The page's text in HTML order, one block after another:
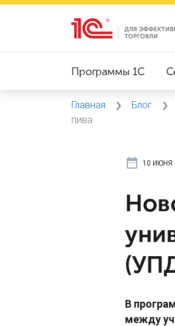
Программы 1C
Главная Блог
пива
10 ИЮНЯ
В
между